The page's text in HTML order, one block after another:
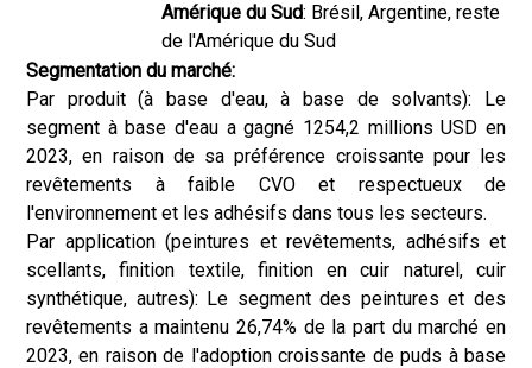
Amérique du Sud: Brésil, Argentine, reste
de l'Amérique du Sud
Segmentation du marché:
Par produit (à base d'eau, à base de solvants): Le
segment à base d'eau a gagné 1254,2 millions USD en
2023, en raison de sa préférence croissante pour les
revêtements à faible CVO et respectueux de
l'environnement et les adhésifs dans tous les secteurs.
Par application (peintures et revêtements, adhésifs et
scellants, finition textile, finition en cuir naturel, cuir
synthétique, autres): Le segment des peintures et des
revêtements a maintenu 26,74% de la part du marché en
2023, en raison de l'adoption croissante de puds à base